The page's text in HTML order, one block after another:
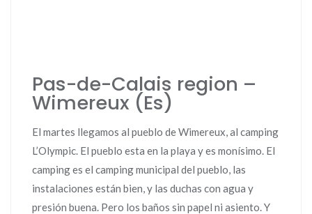
Pas-de-Calais region –
Wimereux (Es)
El martes llegamos al pueblo de Wimereux, al camping
L’Olympic. El pueblo esta en la playa y es monísimo. El
camping es el camping municipal del pueblo, las
instalaciones están bien, y las duchas con agua y
presión buena. Pero los baños sin papel ni asiento. Y